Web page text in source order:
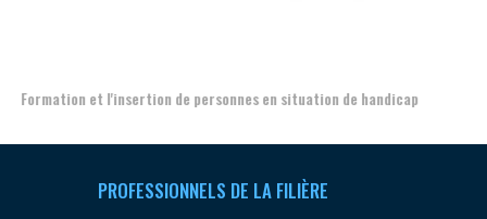
Formation et l'insertion de personnes en situation de handicap
PROFESSIONNELS DE LA FILIÈRE